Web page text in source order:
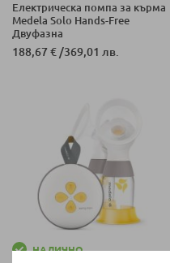
Eлектрическа помпа за кърма
Medela Solo Hands-Free
Двуфазна
188,67 €/369,01 лв.
НАЛИЧНО